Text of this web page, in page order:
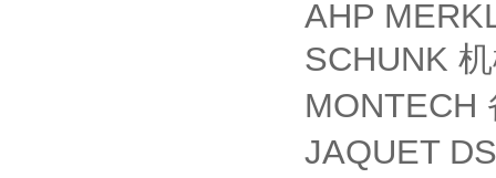
AHP
SCHUNK
MONTECH
JAQUET